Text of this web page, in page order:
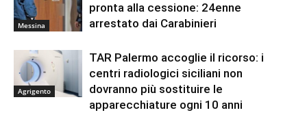
Messina
pronta alla cessione: 24enne
arrestato dai Carabinieri
Agrigento
TAR Palermo accoglie il ricorso: i
centri radiologici siciliani non
dovranno più sostituire le
apparecchiature ogni 10 anni